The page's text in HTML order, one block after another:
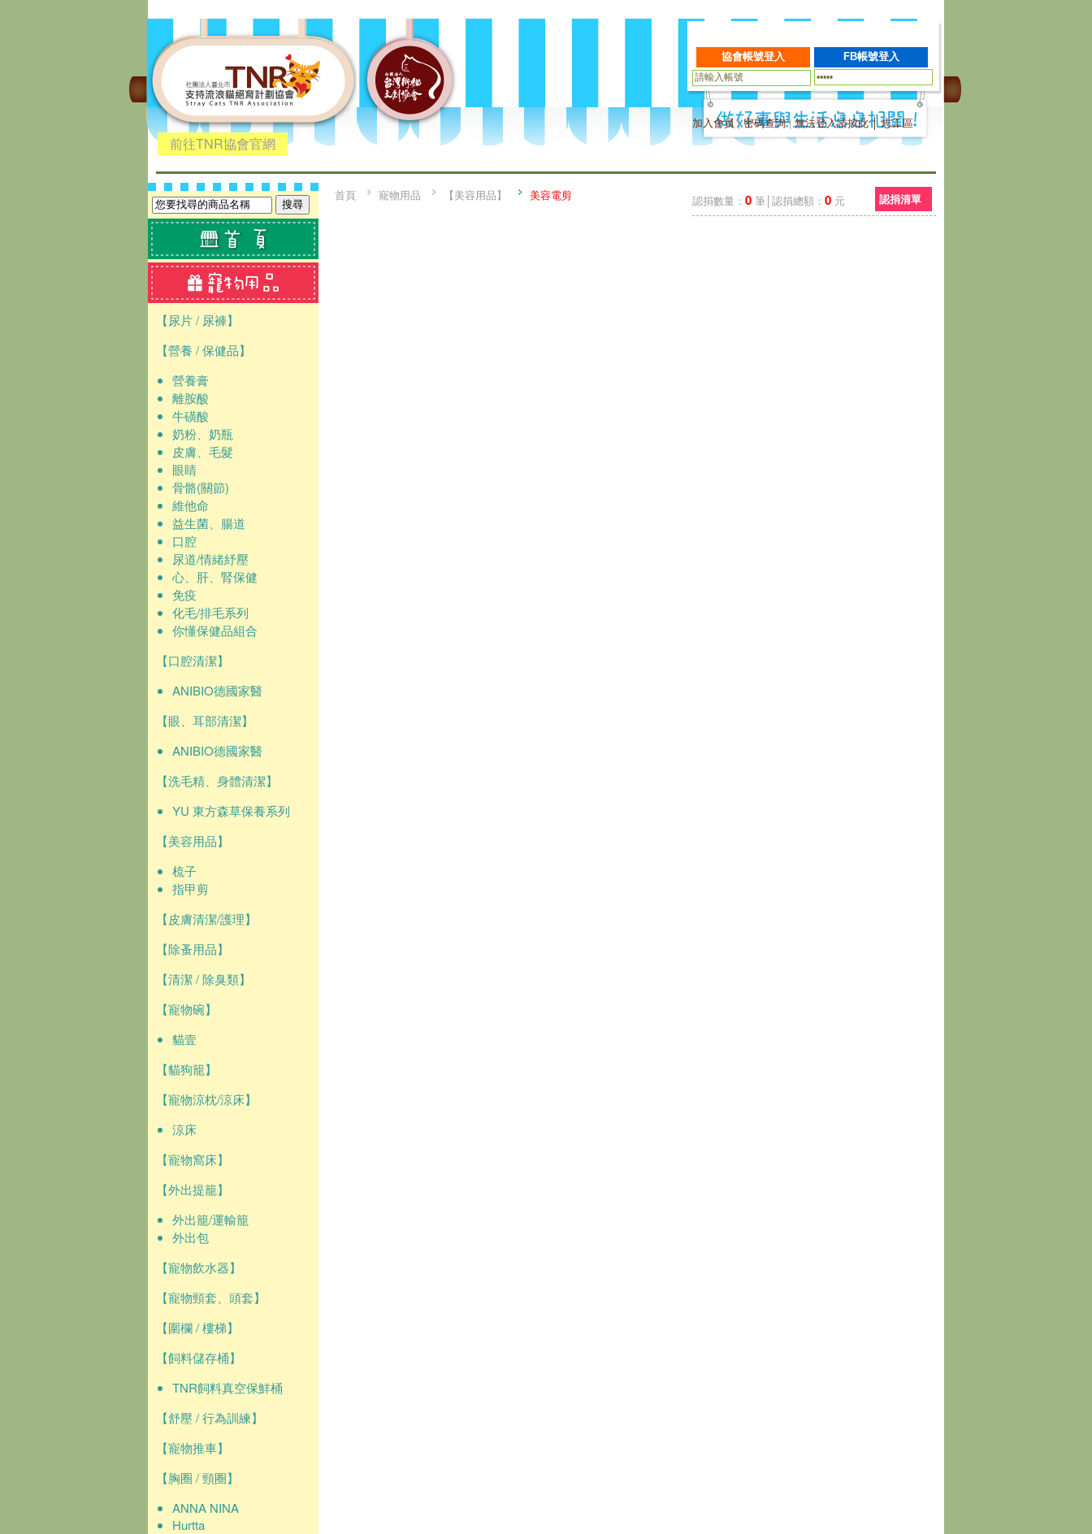
前往TNR協會官網
加入會員|密碼查詢|無法登入請按此│志工區
【尿片 / 尿褲】
【營養 / 保健品】
營養膏
離胺酸
牛磺酸
奶粉、奶瓶
皮膚、毛髮
眼睛
骨骼(關節)
維他命
益生菌、腸道
口腔
尿道/情緒紓壓
心、肝、腎保健
免疫
化毛/排毛系列
你懂保健品組合
【口腔清潔】
ANIBIO德國家醫
【眼、耳部清潔】
ANIBIO德國家醫
【洗毛精、身體清潔】
YU 東方森草保養系列
【美容用品】
梳子
指甲剪
【皮膚清潔/護理】
【除蚤用品】
【清潔 / 除臭類】
【寵物碗】
貓壹
【貓狗籠】
【寵物涼枕/涼床】
涼床
【寵物窩床】
【外出提籠】
外出籠/運輸籠
外出包
【寵物飲水器】
【寵物頸套、頭套】
【圍欄 / 樓梯】
【飼料儲存桶】
TNR飼料真空保鮮桶
【舒壓 / 行為訓練】
【寵物推車】
【胸圈 / 頸圈】
ANNA NINA
Hurtta
認捐數量： 0 筆│認捐總額： 0 元 認捐清單
首頁 寵物用品 【美容用品】 美容電剪